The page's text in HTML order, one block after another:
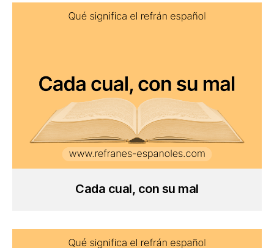
Cada cual, con su mal